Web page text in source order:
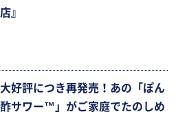
店』
大好評につき再発売！あの「ぽん
酢サワー™」がご家庭でたのしめ